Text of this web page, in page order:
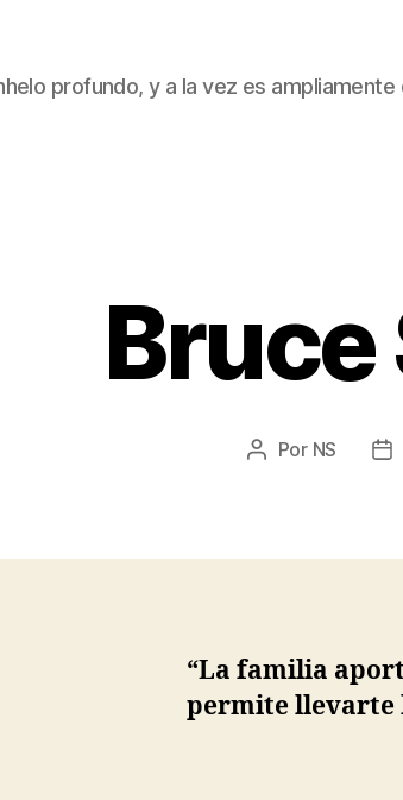
profundo, y a la vez es
Autor
Por NS
“La familia
permite llevarte